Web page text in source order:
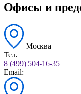
Офисы и
Москва
Тел:
8 (499) 504-16-35
Email: